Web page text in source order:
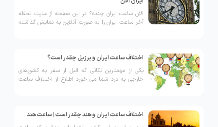
الان ساعت ایران چنده؟ در این صفحه از سایت لحظه
آخر ساعت ایران را به صورت آنلاین به نمایش گذاشته
اختلاف ساعت ایران و برزیل چقدر است؟
یکی از مهمترین نکاتی که قبل از سفر به کشورهای
خارجی به درد شما می خورد اطلاع از اختلاف ساعت
اختلاف ساعت ایران و هند چقدر است | ساعت هند